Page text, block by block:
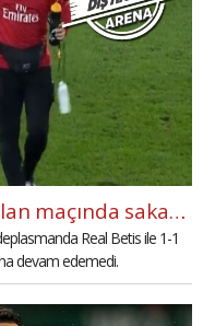
Hakan Çalhanoğlu Betis - Milan maçında sakatlandı
Real Betis ile 1-1
devam edemedi.